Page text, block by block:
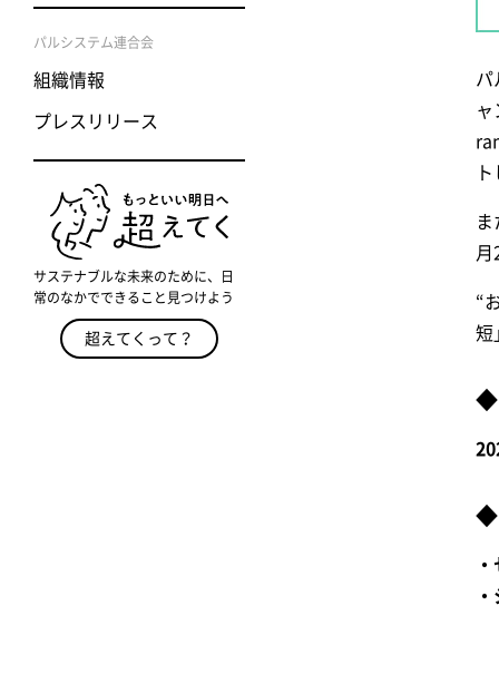
パルシステム連合会
組織情報
プレスリリース
サステナブルな未来のために、日
常のなかでできること見つけよう
超えてくって？
パ
ャ
月
“
短
◆
◆